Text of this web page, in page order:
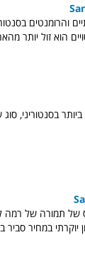
והרומנטים
מסויים הוא
בסנטוריני,
תמורה של רמה
במחיר סביר